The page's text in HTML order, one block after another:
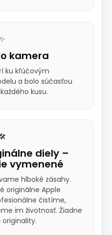
✨
kamera
ku kľúčovým
a bolo súčasťou
kusu.
🛠️
diely –
vymenené
hlboké zásahy.
originálne Apple
čistíme,
im životnosť. Žiadne